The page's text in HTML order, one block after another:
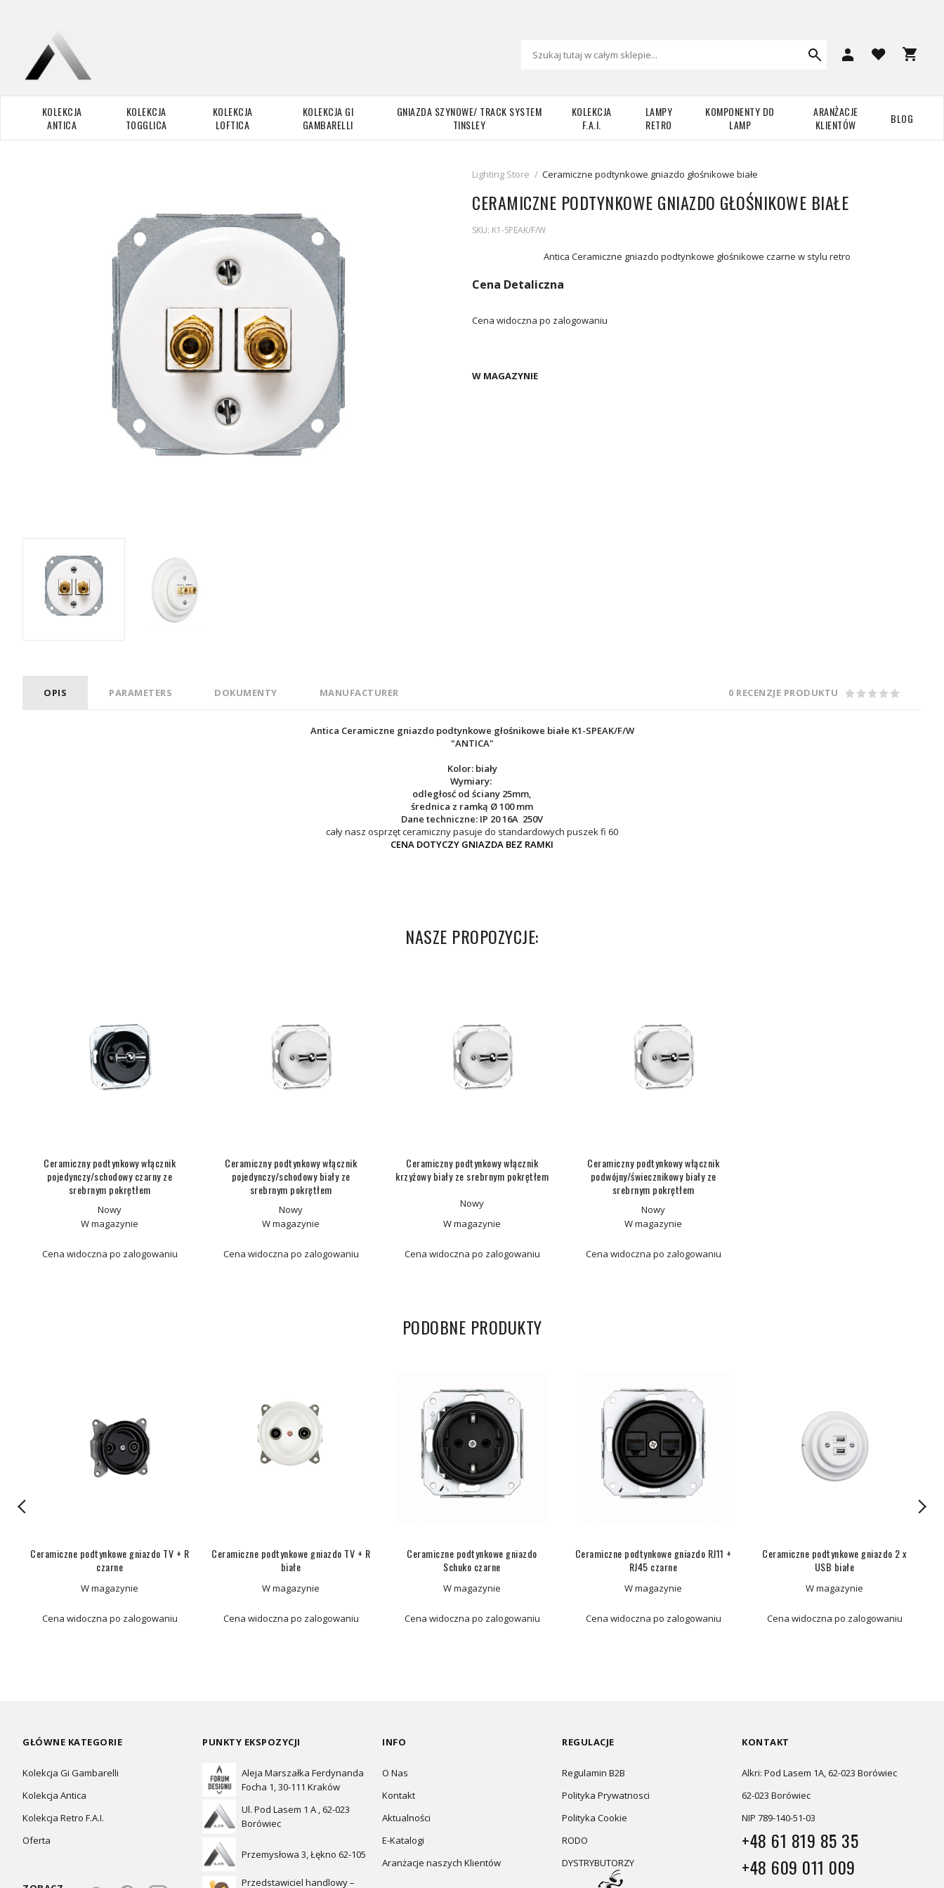
KOLEKCJA
ANTICA
KOLEKCJA
TOGGLICA
KOLEKCJA
LOFTICA
KOLEKCJA GI
GAMBARELLI
GNIAZDA SZYNOWE/ TRACK SYSTEM
TINSLEY
KOLEKCJA
F.A.I.
LAMPY
RETRO
KOMPONENTY DO
LAMP
ARANŻACJE
KLIENTÓW
BLOG
Lighting Store / Ceramiczne podtynkowe gniazdo głośnikowe białe
CERAMICZNE PODTYNKOWE GNIAZDO GŁOŚNIKOWE BIAŁE
SKU: K1-SPEAK/F/W
Antica Ceramiczne gniazdo podtynkowe głośnikowe czarne w stylu retro
Cena Detaliczna
Cena widoczna po zalogowaniu
W MAGAZYNIE
OPIS PARAMETERS DOKUMENTY MANUFACTURER 0 RECENZJE PRODUKTU
Antica Ceramiczne gniazdo podtynkowe głośnikowe białe K1-SPEAK/F/W
"ANTICA"
Kolor: biały
Wymiary:
odległosć od ściany 25mm,
średnica z ramką Ø 100 mm
Dane techniczne: IP 20 16A 250V
cały nasz osprzęt ceramiczny pasuje do standardowych puszek fi 60
CENA DOTYCZY GNIAZDA BEZ RAMKI
NASZE PROPOZYCJE:
Ceramiczny podtynkowy włącznik
pojedynczy/schodowy czarny ze
srebrnym pokrętłem
Nowy
W magazynie
Cena widoczna po zalogowaniu
Ceramiczny podtynkowy włącznik
pojedynczy/schodowy biały ze
srebrnym pokrętłem
Nowy
W magazynie
Cena widoczna po zalogowaniu
Ceramiczny podtynkowy włącznik
krzyżowy biały ze srebrnym pokrętłem
Nowy
W magazynie
Cena widoczna po zalogowaniu
Ceramiczny podtynkowy włącznik
podwójny/świecznikowy biały ze
srebrnym pokrętłem
Nowy
W magazynie
Cena widoczna po zalogowaniu
PODOBNE PRODUKTY
Ceramiczne podtynkowe gniazdo TV + R
czarne
W magazynie
Cena widoczna po zalogowaniu
Ceramiczne podtynkowe gniazdo TV + R
białe
W magazynie
Cena widoczna po zalogowaniu
Ceramiczne podtynkowe gniazdo
Schuko czarne
W magazynie
Cena widoczna po zalogowaniu
Ceramiczne podtynkowe gniazdo RJ11 +
RJ45 czarne
W magazynie
Cena widoczna po zalogowaniu
Ceramiczne podtynkowe gniazdo 2 x
USB białe
W magazynie
Cena widoczna po zalogowaniu
GŁÓWNE KATEGORIE
Kolekcja Gi Gambarelli
Kolekcja Antica
Kolekcja Retro F.A.I.
Oferta
PUNKTY EKSPOZYCJI
Aleja Marszałka Ferdynanda
Focha 1, 30-111 Kraków
Ul. Pod Lasem 1 A , 62-023
Borówiec
Przemysłowa 3, Łękno 62-105
Przedstawiciel handlowy –
INFO
O Nas
Kontakt
Aktualności
E-Katalogi
Aranżacje naszych Klientów
REGULACJE
Regulamin B2B
Polityka Prywatnosci
Polityka Cookie
RODO
DYSTRYBUTORZY
KONTAKT
Alkri: Pod Lasem 1A, 62-023 Borówiec
62-023 Borówiec
NIP 789-140-51-03
+48 61 819 85 35
+48 609 011 009